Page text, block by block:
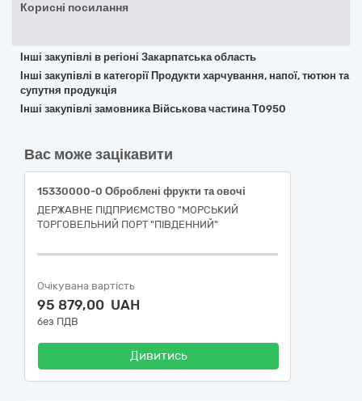
Корисні посилання
Інші закупівлі в регіоні Закарпатська область
Інші закупівлі в категорії Продукти харчування, напої, тютюн та
супутня продукція
Інші закупівлі замовника Військова частина Т0950
Вас може зацікавити
15330000-0 Оброблені фрукти та овочі
ДЕРЖАВНЕ ПІДПРИЄМСТВО "МОРСЬКИЙ
ТОРГОВЕЛЬНИЙ ПОРТ "ПІВДЕННИЙ"
Очікувана вартість
95 879,00 UAH
без ПДВ
Дивитись